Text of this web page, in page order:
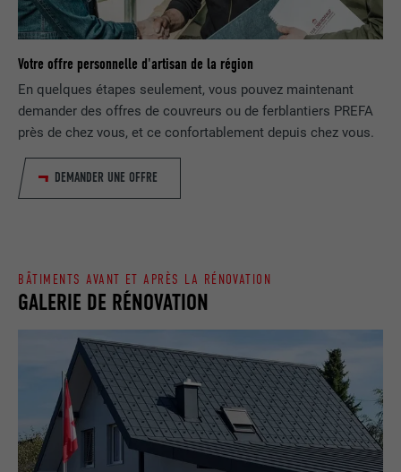
Votre offre personnelle d'artisan de la région
En quelques étapes seulement, vous pouvez maintenant
demander des offres de couvreurs ou de ferblantiers PREFA
près de chez vous, et ce confortablement depuis chez vous.
DEMANDER UNE OFFRE
GALERIE DE RÉNOVATION
BÂTIMENTS AVANT ET APRÈS LA RÉNOVATION
EXPIRATION 1 jour
pour générer des données statistiques
sur la manière dont l'utilisateur utilise le
site Internet.
NOM _gaexp
UTILITÉ
Est placé afin de tester si le navigateur
autorise l'utilisation de cookies. Ne
contient aucun élément d'identification.
NOM lang
FOURNISSEUR ads.linkedin.com
EXPIRATION Session
Enregistre la langue choisie par
l'utilisateur pour un site Internet.
FOURNISSEUR LinkedIn
UTILITÉ
Utilisé par LinkedIn lorsqu'un site
Internet contient une fenêtre « Suivez-
nous » intégrée.
NOM bcookie